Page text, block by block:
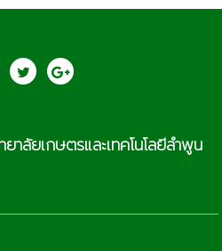
าลัยเกษตรและเทคโนโลยีลำพูน